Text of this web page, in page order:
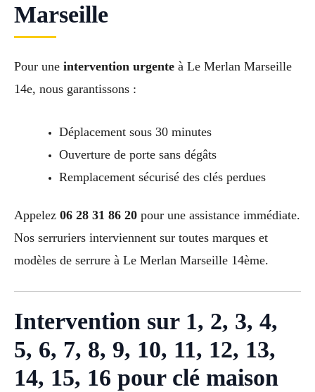
Marseille
Pour une intervention urgente à Le Merlan Marseille
14e, nous garantissons :
Déplacement sous 30 minutes
Ouverture de porte sans dégâts
Remplacement sécurisé des clés perdues
Appelez 06 28 31 86 20 pour une assistance immédiate.
Nos serruriers interviennent sur toutes marques et
modèles de serrure à Le Merlan Marseille 14ème.
Intervention sur 1, 2, 3, 4,
5, 6, 7, 8, 9, 10, 11, 12, 13,
14, 15, 16 pour clé maison